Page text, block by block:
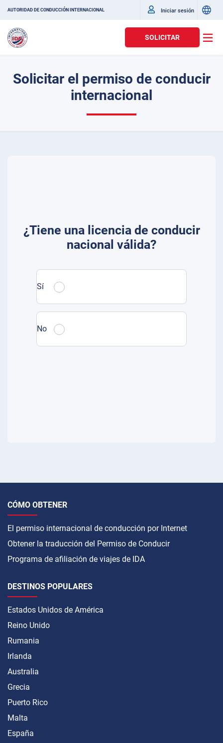
AUTORIDAD DE CONDUCCIÓN INTERNACIONAL Iniciar sesión
SOLICITAR
Solicitar el permiso de conducir
internacional
¿Tiene una licencia de conducir
nacional válida?
Sí
No
CÓMO OBTENER
El permiso internacional de conducción por Internet
Obtener la traducción del Permiso de Conducir
Programa de afiliación de viajes de IDA
DESTINOS POPULARES
Estados Unidos de América
Reino Unido
Rumania
Irlanda
Australia
Grecia
Puerto Rico
Malta
España